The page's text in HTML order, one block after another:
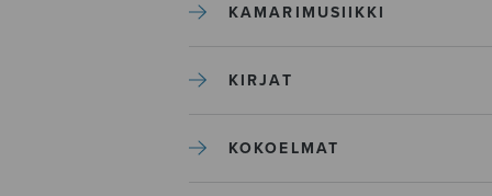
KAMARIMUSIIKKI
KIRJAT
KOKOELMAT